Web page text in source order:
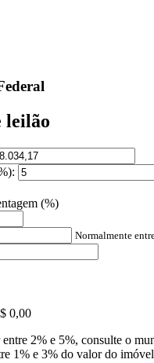
leilão
(%)
Normalmente
0,00
2% e 5%, consulte o
1% e 3% do valor do